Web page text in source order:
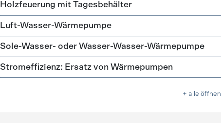
Holzfeuerung mit Tagesbehälter
Luft-Wasser-Wärmepumpe
Sole-Wasser- oder Wasser-Wasser-Wärmepumpe
Stromeffizienz: Ersatz von Wärmepumpen
+ alle öffnen